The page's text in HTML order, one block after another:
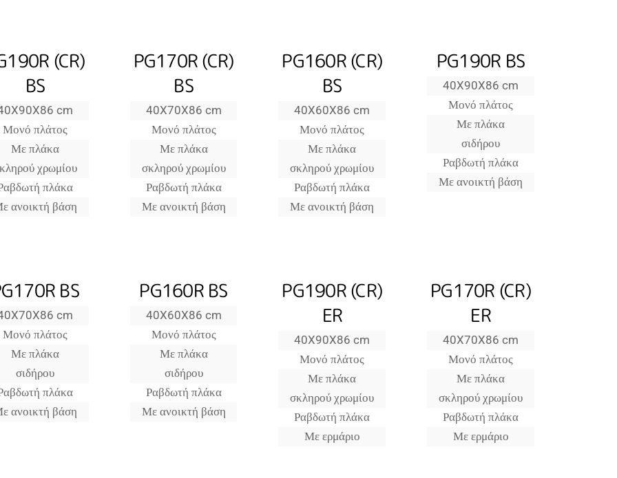
(CR)
BS
cm
Μονό πλάτος
Με πλάκα
χρωμίου
πλάκα
ανοικτή βάση
PG170R (CR)
BS
40X70X86 cm
Μονό πλάτος
Με πλάκα
σκληρού χρωμίου
Ραβδωτή πλάκα
Με ανοικτή βάση
PG160R (CR)
BS
40X60X86 cm
Μονό πλάτος
Με πλάκα
σκληρού χρωμίου
Ραβδωτή πλάκα
Με ανοικτή βάση
PG190R BS
40X90X86 cm
Μονό πλάτος
Με πλάκα
σιδήρου
Ραβδωτή πλάκα
Με ανοικτή βάση
BS
cm
Μονό πλάτος
Με πλάκα
σιδήρου
πλάκα
ανοικτή βάση
PG160R BS
40X60X86 cm
Μονό πλάτος
Με πλάκα
σιδήρου
Ραβδωτή πλάκα
Με ανοικτή βάση
PG190R (CR)
ER
40X90X86 cm
Μονό πλάτος
Με πλάκα
σκληρού χρωμίου
Ραβδωτή πλάκα
Με ερμάριο
PG170R (CR)
ER
40X70X86 cm
Μονό πλάτος
Με πλάκα
σκληρού χρωμίου
Ραβδωτή πλάκα
Με ερμάριο